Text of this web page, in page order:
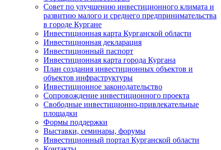
Совет по улучшению инвестиционного климата и
развитию малого и среднего предпринимательства
в городе Кургане
Инвестиционная карта Курганской области
Инвестиционная декларация
Инвестиционный паспорт
Инвестиционная карта города Кургана
План создания инвестиционных объектов и
объектов инфраструктуры
Инвестиционное законодательство
Сопровождение инвестиционного проекта
Свободные инвестиционно-привлекательные
площадки
Формы поддержки
Выставки, семинары, форумы
Инвестиционный портал Курганской области